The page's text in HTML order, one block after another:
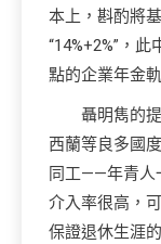
本上，斟酌將
“14%+2%”，
點的企業年金
聶明雋的
西蘭等良多國
同工——年青人
介入率很高，
保證退休生涯